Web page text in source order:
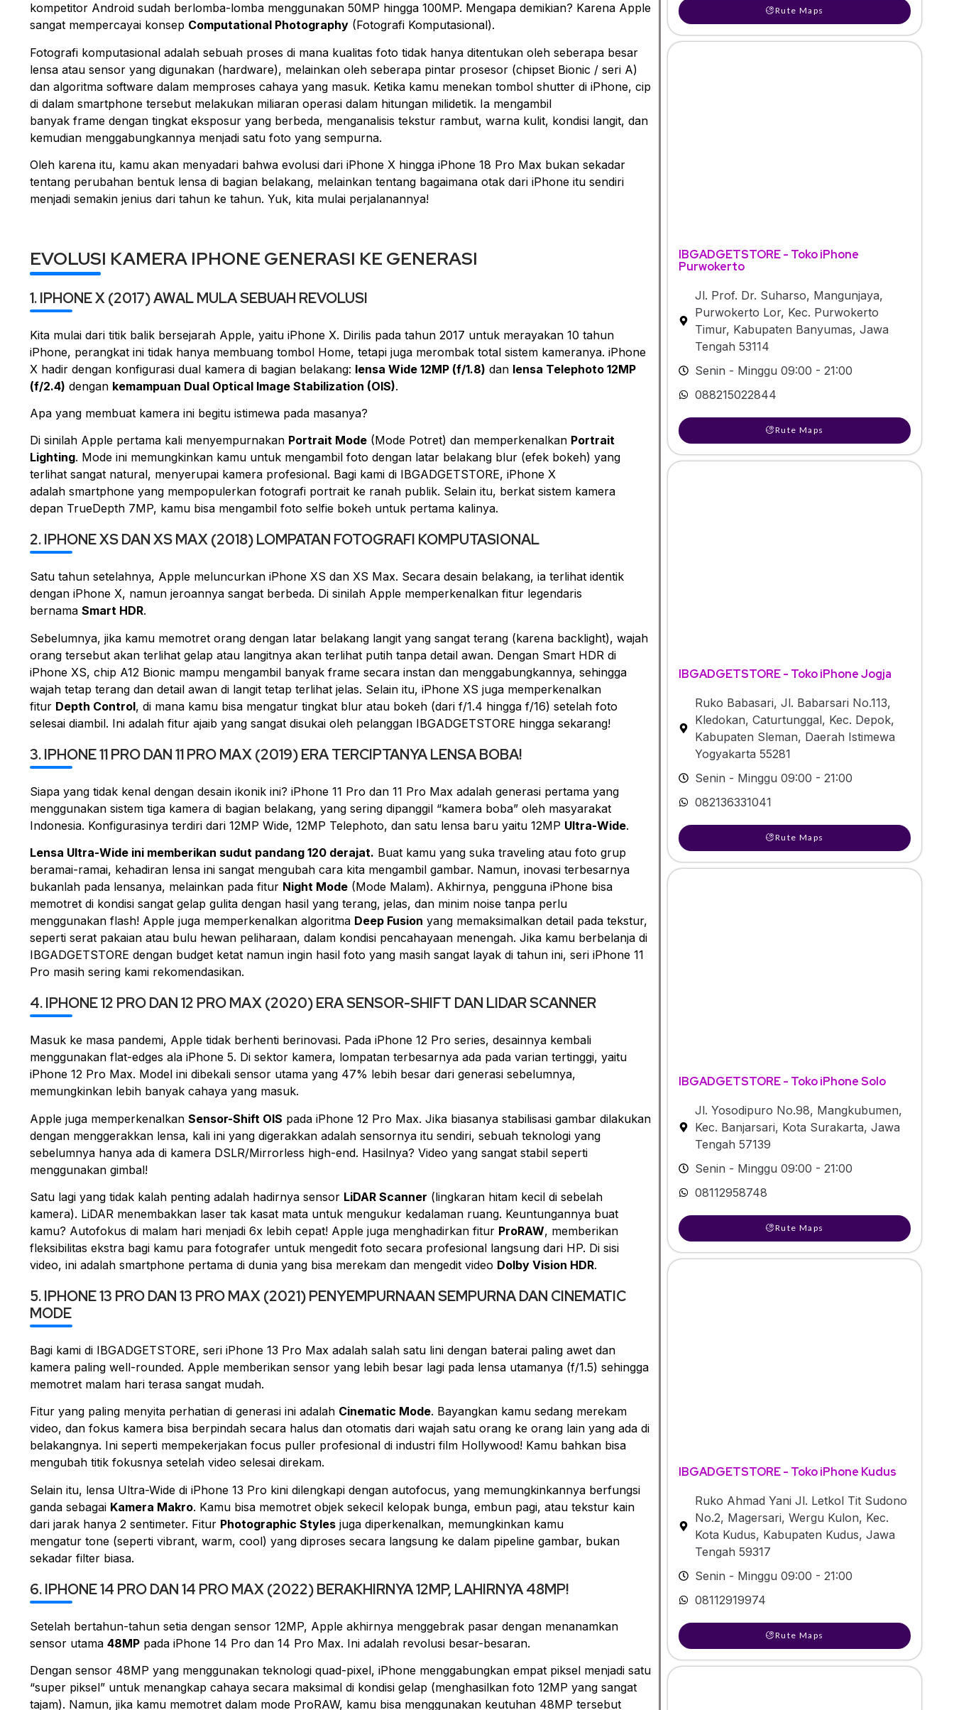
kompetitor Android sudah berlomba-lomba menggunakan 50MP hingga 100MP. Mengapa demikian? Karena Apple
sangat mempercayai konsep Computational Photography (Fotografi Komputasional).
Fotografi komputasional adalah sebuah proses di mana kualitas foto tidak hanya ditentukan oleh seberapa besar
lensa atau sensor yang digunakan (hardware), melainkan oleh seberapa pintar prosesor (chipset Bionic / seri A)
dan algoritma software dalam memproses cahaya yang masuk. Ketika kamu menekan tombol shutter di iPhone, cip
di dalam smartphone tersebut melakukan miliaran operasi dalam hitungan milidetik. Ia mengambil
banyak frame dengan tingkat eksposur yang berbeda, menganalisis tekstur rambut, warna kulit, kondisi langit, dan
kemudian menggabungkannya menjadi satu foto yang sempurna.
Oleh karena itu, kamu akan menyadari bahwa evolusi dari iPhone X hingga iPhone 18 Pro Max bukan sekadar
tentang perubahan bentuk lensa di bagian belakang, melainkan tentang bagaimana otak dari iPhone itu sendiri
menjadi semakin jenius dari tahun ke tahun. Yuk, kita mulai perjalanannya!
EVOLUSI KAMERA IPHONE GENERASI KE GENERASI
1. IPHONE X (2017) AWAL MULA SEBUAH REVOLUSI
Kita mulai dari titik balik bersejarah Apple, yaitu iPhone X. Dirilis pada tahun 2017 untuk merayakan 10 tahun
iPhone, perangkat ini tidak hanya membuang tombol Home, tetapi juga merombak total sistem kameranya. iPhone
X hadir dengan konfigurasi dual kamera di bagian belakang: lensa Wide 12MP (f/1.8) dan lensa Telephoto 12MP
(f/2.4) dengan kemampuan Dual Optical Image Stabilization (OIS).
Apa yang membuat kamera ini begitu istimewa pada masanya?
Di sinilah Apple pertama kali menyempurnakan Portrait Mode (Mode Potret) dan memperkenalkan Portrait
Lighting. Mode ini memungkinkan kamu untuk mengambil foto dengan latar belakang blur (efek bokeh) yang
terlihat sangat natural, menyerupai kamera profesional. Bagi kami di IBGADGETSTORE, iPhone X
adalah smartphone yang mempopulerkan fotografi portrait ke ranah publik. Selain itu, berkat sistem kamera
depan TrueDepth 7MP, kamu bisa mengambil foto selfie bokeh untuk pertama kalinya.
2. IPHONE XS DAN XS MAX (2018) LOMPATAN FOTOGRAFI KOMPUTASIONAL
Satu tahun setelahnya, Apple meluncurkan iPhone XS dan XS Max. Secara desain belakang, ia terlihat identik
dengan iPhone X, namun jeroannya sangat berbeda. Di sinilah Apple memperkenalkan fitur legendaris
bernama Smart HDR.
Sebelumnya, jika kamu memotret orang dengan latar belakang langit yang sangat terang (karena backlight), wajah
orang tersebut akan terlihat gelap atau langitnya akan terlihat putih tanpa detail awan. Dengan Smart HDR di
iPhone XS, chip A12 Bionic mampu mengambil banyak frame secara instan dan menggabungkannya, sehingga
wajah tetap terang dan detail awan di langit tetap terlihat jelas. Selain itu, iPhone XS juga memperkenalkan
fitur Depth Control, di mana kamu bisa mengatur tingkat blur atau bokeh (dari f/1.4 hingga f/16) setelah foto
selesai diambil. Ini adalah fitur ajaib yang sangat disukai oleh pelanggan IBGADGETSTORE hingga sekarang!
3. IPHONE 11 PRO DAN 11 PRO MAX (2019) ERA TERCIPTANYA LENSA BOBA!
Siapa yang tidak kenal dengan desain ikonik ini? iPhone 11 Pro dan 11 Pro Max adalah generasi pertama yang
menggunakan sistem tiga kamera di bagian belakang, yang sering dipanggil “kamera boba” oleh masyarakat
Indonesia. Konfigurasinya terdiri dari 12MP Wide, 12MP Telephoto, dan satu lensa baru yaitu 12MP Ultra-Wide.
Lensa Ultra-Wide ini memberikan sudut pandang 120 derajat. Buat kamu yang suka traveling atau foto grup
beramai-ramai, kehadiran lensa ini sangat mengubah cara kita mengambil gambar. Namun, inovasi terbesarnya
bukanlah pada lensanya, melainkan pada fitur Night Mode (Mode Malam). Akhirnya, pengguna iPhone bisa
memotret di kondisi sangat gelap gulita dengan hasil yang terang, jelas, dan minim noise tanpa perlu
menggunakan flash! Apple juga memperkenalkan algoritma Deep Fusion yang memaksimalkan detail pada tekstur,
seperti serat pakaian atau bulu hewan peliharaan, dalam kondisi pencahayaan menengah. Jika kamu berbelanja di
IBGADGETSTORE dengan budget ketat namun ingin hasil foto yang masih sangat layak di tahun ini, seri iPhone 11
Pro masih sering kami rekomendasikan.
4. IPHONE 12 PRO DAN 12 PRO MAX (2020) ERA SENSOR-SHIFT DAN LIDAR SCANNER
Masuk ke masa pandemi, Apple tidak berhenti berinovasi. Pada iPhone 12 Pro series, desainnya kembali
menggunakan flat-edges ala iPhone 5. Di sektor kamera, lompatan terbesarnya ada pada varian tertinggi, yaitu
iPhone 12 Pro Max. Model ini dibekali sensor utama yang 47% lebih besar dari generasi sebelumnya,
memungkinkan lebih banyak cahaya yang masuk.
Apple juga memperkenalkan Sensor-Shift OIS pada iPhone 12 Pro Max. Jika biasanya stabilisasi gambar dilakukan
dengan menggerakkan lensa, kali ini yang digerakkan adalah sensornya itu sendiri, sebuah teknologi yang
sebelumnya hanya ada di kamera DSLR/Mirrorless high-end. Hasilnya? Video yang sangat stabil seperti
menggunakan gimbal!
Satu lagi yang tidak kalah penting adalah hadirnya sensor LiDAR Scanner (lingkaran hitam kecil di sebelah
kamera). LiDAR menembakkan laser tak kasat mata untuk mengukur kedalaman ruang. Keuntungannya buat
kamu? Autofokus di malam hari menjadi 6x lebih cepat! Apple juga menghadirkan fitur ProRAW, memberikan
fleksibilitas ekstra bagi kamu para fotografer untuk mengedit foto secara profesional langsung dari HP. Di sisi
video, ini adalah smartphone pertama di dunia yang bisa merekam dan mengedit video Dolby Vision HDR.
5. IPHONE 13 PRO DAN 13 PRO MAX (2021) PENYEMPURNAAN SEMPURNA DAN CINEMATIC
MODE
Bagi kami di IBGADGETSTORE, seri iPhone 13 Pro Max adalah salah satu lini dengan baterai paling awet dan
kamera paling well-rounded. Apple memberikan sensor yang lebih besar lagi pada lensa utamanya (f/1.5) sehingga
memotret malam hari terasa sangat mudah.
Fitur yang paling menyita perhatian di generasi ini adalah Cinematic Mode. Bayangkan kamu sedang merekam
video, dan fokus kamera bisa berpindah secara halus dan otomatis dari wajah satu orang ke orang lain yang ada di
belakangnya. Ini seperti mempekerjakan focus puller profesional di industri film Hollywood! Kamu bahkan bisa
mengubah titik fokusnya setelah video selesai direkam.
Selain itu, lensa Ultra-Wide di iPhone 13 Pro kini dilengkapi dengan autofocus, yang memungkinkannya berfungsi
ganda sebagai Kamera Makro. Kamu bisa memotret objek sekecil kelopak bunga, embun pagi, atau tekstur kain
dari jarak hanya 2 sentimeter. Fitur Photographic Styles juga diperkenalkan, memungkinkan kamu
mengatur tone (seperti vibrant, warm, cool) yang diproses secara langsung ke dalam pipeline gambar, bukan
sekadar filter biasa.
6. IPHONE 14 PRO DAN 14 PRO MAX (2022) BERAKHIRNYA 12MP, LAHIRNYA 48MP!
Setelah bertahun-tahun setia dengan sensor 12MP, Apple akhirnya menggebrak pasar dengan menanamkan
sensor utama 48MP pada iPhone 14 Pro dan 14 Pro Max. Ini adalah revolusi besar-besaran.
Dengan sensor 48MP yang menggunakan teknologi quad-pixel, iPhone menggabungkan empat piksel menjadi satu
“super piksel” untuk menangkap cahaya secara maksimal di kondisi gelap (menghasilkan foto 12MP yang sangat
tajam). Namun, jika kamu memotret dalam mode ProRAW, kamu bisa menggunakan keutuhan 48MP tersebut
Rute Maps
IBGADGETSTORE - Toko iPhone
Purwokerto
Jl. Prof. Dr. Suharso, Mangunjaya,
Purwokerto Lor, Kec. Purwokerto
Timur, Kabupaten Banyumas, Jawa
Tengah 53114
Senin - Minggu 09:00 - 21:00
088215022844
Rute Maps
IBGADGETSTORE - Toko iPhone Jogja
Ruko Babasari, Jl. Babarsari No.113,
Kledokan, Caturtunggal, Kec. Depok,
Kabupaten Sleman, Daerah Istimewa
Yogyakarta 55281
Senin - Minggu 09:00 - 21:00
082136331041
Rute Maps
IBGADGETSTORE - Toko iPhone Solo
Jl. Yosodipuro No.98, Mangkubumen,
Kec. Banjarsari, Kota Surakarta, Jawa
Tengah 57139
Senin - Minggu 09:00 - 21:00
08112958748
Rute Maps
IBGADGETSTORE - Toko iPhone Kudus
Ruko Ahmad Yani Jl. Letkol Tit Sudono
No.2, Magersari, Wergu Kulon, Kec.
Kota Kudus, Kabupaten Kudus, Jawa
Tengah 59317
Senin - Minggu 09:00 - 21:00
08112919974
Rute Maps